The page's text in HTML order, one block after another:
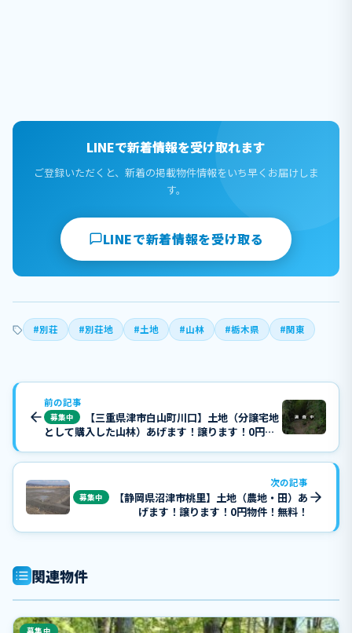
LINEで新着情報を受け取れます
ご登録いただくと、新着の掲載物件情報をいち早くお届けしま
す。
LINEで新着情報を受け取る
#別荘 #別荘地 #土地 #山林 #栃木県 #関東
前の記事
募集中
【三重県津市白山町川口】土地（分譲宅地
として購入した山林）あげます！譲ります！0円物
次の記事
募集中
【静岡県沼津市桃里】土地（農地・田）あ
げます！譲ります！0円物件！無料！
関連物件